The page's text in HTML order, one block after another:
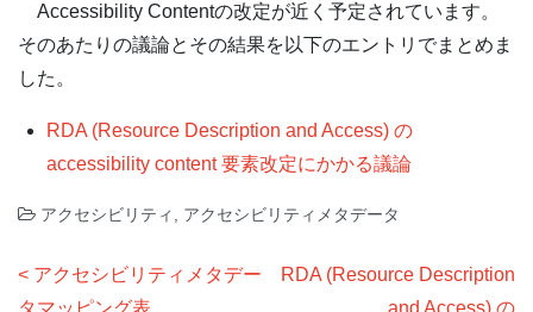
Accessibility Contentの改定が近く予定されています。
そのあたりの議論とその結果を以下のエントリでまとめま
した。
RDA (Resource Description and Access) の
accessibility content 要素改定にかかる議論
アクセシビリティ アクセシビリティメタデータ
投アクセシビリティメタデー
タマッピング表
RDA (Resource Description
and Access) の